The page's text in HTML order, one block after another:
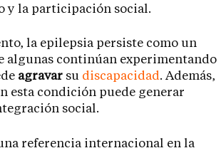
y la participación social.
la epilepsia persiste como un
algunas continúan experimentando
agravar su discapacidad. Además,
esta condición puede generar
social.
referencia internacional en la